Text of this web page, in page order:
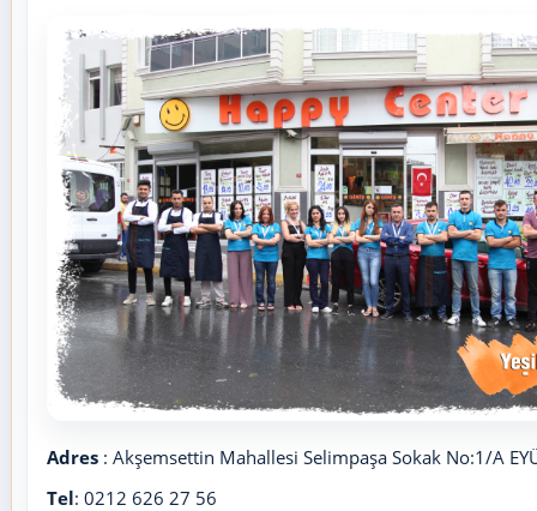
Adres : Akşemsettin Mahallesi Selimpaşa Sokak No:1/A
Tel: 0212 626 27 56